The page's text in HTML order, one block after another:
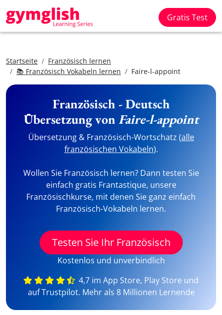
Gratis Test
Startseite
Französisch lernen
📚 Französisch Vokabeln lernen
Faire-l-appoint
Französisch - Deutsch
Übersetzung vonFaire-l-appoint
Übersetzung & Französisch-Wortschatz (alle
französischen Vokabeln).
Wollen Sie Französisch lernen? Dann testen Sie
einfach gratis Frantastique, unsere
Französischkurse, mit denen Sie ganz einfach
Französisch-Vokabeln lernen.
Testen Sie Ihr Französisch
Kostenlos und unverbindlich
4,7 im App Store, Play Store und
auf Trustpilot. Mehr als 8 Millionen Lernende